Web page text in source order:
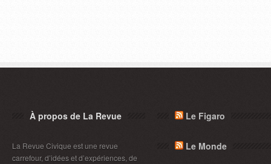
À propos de La Revue
La Revue Civique est une revue
carrefour, d’idées et d’expériences, de
Le Figaro
Le Monde